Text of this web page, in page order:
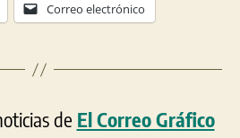
Correo electrónico
de El Correo Gráfico